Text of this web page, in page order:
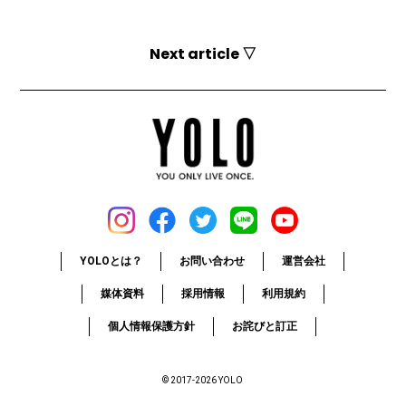
Next article ▽
YOLOとは？ お問い合わせ 運営会社
媒体資料 採用情報 利用規約
個人情報保護方針 お詫びと訂正
© 2017-2026 YOLO